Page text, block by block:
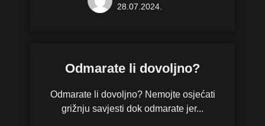
28.07.2024.
Odmarate li dovoljno?
Odmarate li dovoljno? Nemojte osjećati
grižnju savjesti dok odmarate jer...